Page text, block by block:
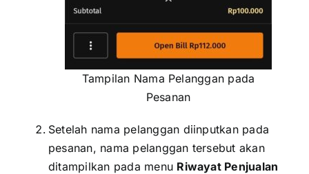
Tampilan Nama Pelanggan pada
Pesanan
Setelah nama pelanggan diinputkan pada
pesanan, nama pelanggan tersebut akan
ditampilkan pada menu Riwayat Penjualan